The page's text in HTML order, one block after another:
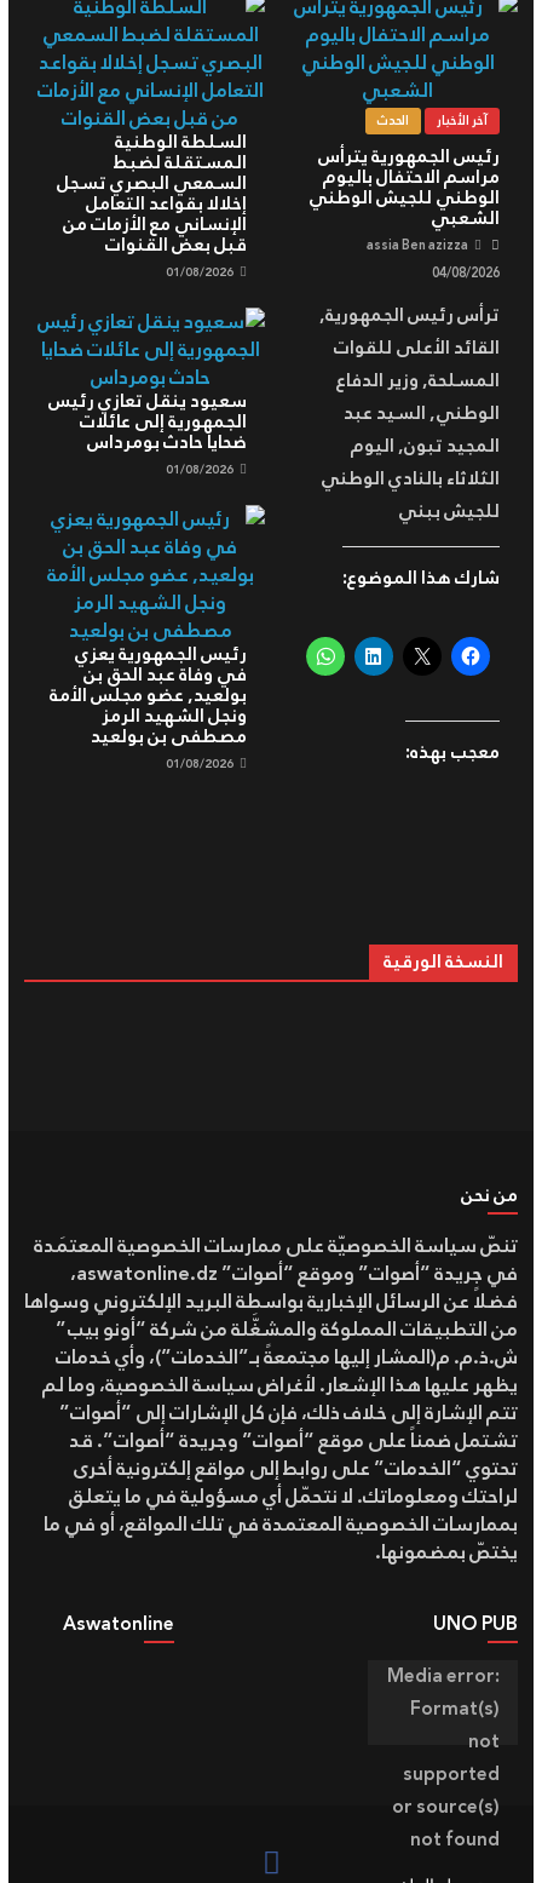
آخر الأخبار الحدث
رئيس الجمهورية يترأس
مراسم الاحتفال باليوم
الوطني للجيش الوطني
الشعبي
assia Ben azizza
04/08/2026
ترأس رئيس الجمهورية,
القائد الأعلى للقوات
المسلحة, وزير الدفاع
الوطني, السيد عبد
المجيد تبون, اليوم
الثلاثاء بالنادي الوطني
للجيش ببني
شارك هذا الموضوع:
معجب بهذه:
السلطة الوطنية
المستقلة لضبط
السمعي البصري تسجل
إخلالا بقواعد التعامل
الإنساني مع الأزمات من
قبل بعض القنوات
01/08/2026
سعيود ينقل تعازي رئيس
الجمهورية إلى عائلات
ضحايا حادث بومرداس
01/08/2026
رئيس الجمهورية يعزي
في وفاة عبد الحق بن
بولعيد, عضو مجلس الأمة
ونجل الشهيد الرمز
مصطفى بن بولعيد
01/08/2026
النسخة الورقية
من نحن
تنصّ سياسة الخصوصيّة على ممارسات الخصوصية المعتمَدة
في جريدة “أصوات” وموقع “أصوات” aswatonline.dz،
فضلاً عن الرسائل الإخبارية بواسطة البريد الإلكتروني وسواها
من التطبيقات المملوكة والمشغَّلة من شركة “أونو بيب”
ش.ذ.م. م(المشار إليها مجتمعةً بـ”الخدمات”)، وأي خدمات
يظهر عليها هذا الإشعار. لأغراض سياسة الخصوصية، وما لم
تتم الإشارة إلى خلاف ذلك، فإن كل الإشارات إلى “أصوات”
تشتمل ضمناً على موقع “أصوات” وجريدة “أصوات”. قد
تحتوي “الخدمات” على روابط إلى مواقع إلكترونية أخرى
لراحتك ومعلوماتك. لا نتحمّل أي مسؤولية في ما يتعلق
بممارسات الخصوصية المعتمدة في تلك المواقع، أو في ما
يختصّ بمضمونها.
UNO PUB
مشغل
الفيديو
Media error:
Format(s)
not
supported
or source(s)
not found
Aswatonline